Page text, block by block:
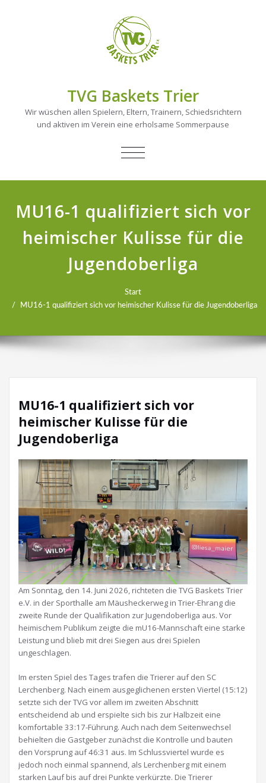
TVG Baskets Trier
Wir wüschen allen Spielern, Eltern, Trainern, Schiedsrichtern
und aktiven im Verein eine erholsame Sommerpause
NAVIGATION
MU16-1 qualifiziert sich vor
heimischer Kulisse für die
Jugendoberliga
Start
MU16-1 qualifiziert sich vor heimischer Kulisse für die Jugendoberliga
MU16-1 qualifiziert sich vor
heimischer Kulisse für die
Jugendoberliga
Am Sonntag, den 14. Juni 2026, richteten die TVG Baskets Trier
e.V. in der Sporthalle am Mäusheckerweg in Trier-Ehrang die
zweite Runde der Qualifikation zur Jugendoberliga aus. Vor
heimischem Publikum zeigte die mU16-Mannschaft eine starke
Leistung und blieb mit drei Siegen aus drei Spielen
ungeschlagen.
Im ersten Spiel des Tages trafen die Trierer auf den SC
Lerchenberg. Nach einem ausgeglichenen ersten Viertel (15:12)
setzte sich der TVG vor allem im zweiten Abschnitt
entscheidend ab und erspielte sich bis zur Halbzeit eine
komfortable 33:17-Führung. Auch nach dem Seitenwechsel
behielten die Gastgeber zunächst die Kontrolle und bauten
den Vorsprung auf 46:31 aus. Im Schlussviertel wurde es
jedoch noch einmal spannend, als Lerchenberg mit einem
starken Lauf bis auf drei Punkte verkürzte. Die Trierer